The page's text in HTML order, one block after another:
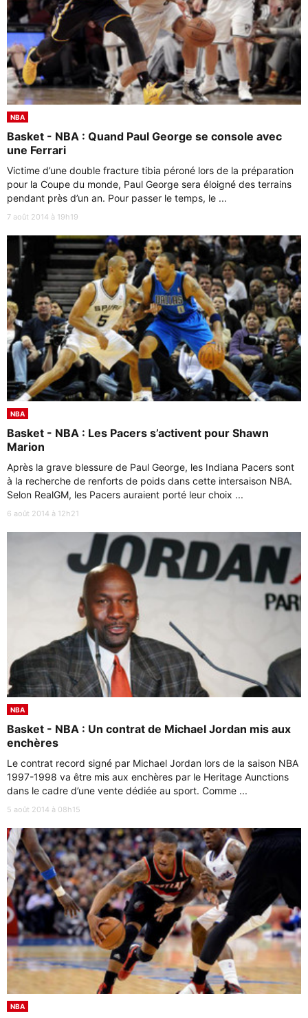
NBA
Basket - NBA : Quand Paul George se console avec
une Ferrari
Victime d’une double fracture tibia péroné lors de la préparation
pour la Coupe du monde, Paul George sera éloigné des terrains
pendant près d’un an. Pour passer le temps, le ...
7 août 2014 à 19h19
NBA
Basket - NBA : Les Pacers s’activent pour Shawn
Marion
Après la grave blessure de Paul George, les Indiana Pacers sont
à la recherche de renforts de poids dans cette intersaison NBA.
Selon RealGM, les Pacers auraient porté leur choix ...
6 août 2014 à 12h21
NBA
Basket - NBA : Un contrat de Michael Jordan mis aux
enchères
Le contrat record signé par Michael Jordan lors de la saison NBA
1997-1998 va être mis aux enchères par le Heritage Aunctions
dans le cadre d’une vente dédiée au sport. Comme ...
5 août 2014 à 08h15
NBA